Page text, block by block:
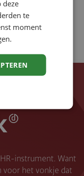
instrument. Want
het vonkje dat
deze
te
moment